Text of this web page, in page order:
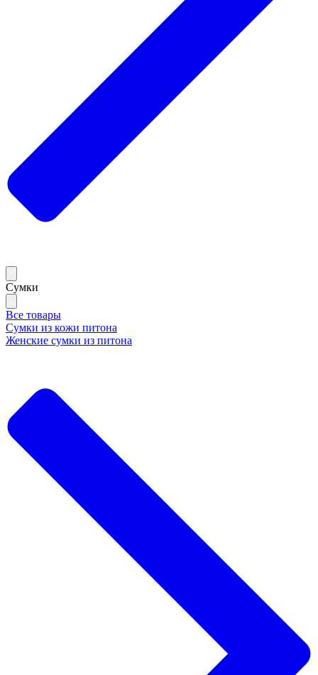
Сумки
Все товары
Сумки из кожи питона
Женские сумки из питона